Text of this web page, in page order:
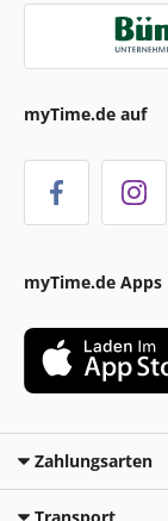
myTime.de auf
myTime.de Apps
Zahlungsarten
Transport